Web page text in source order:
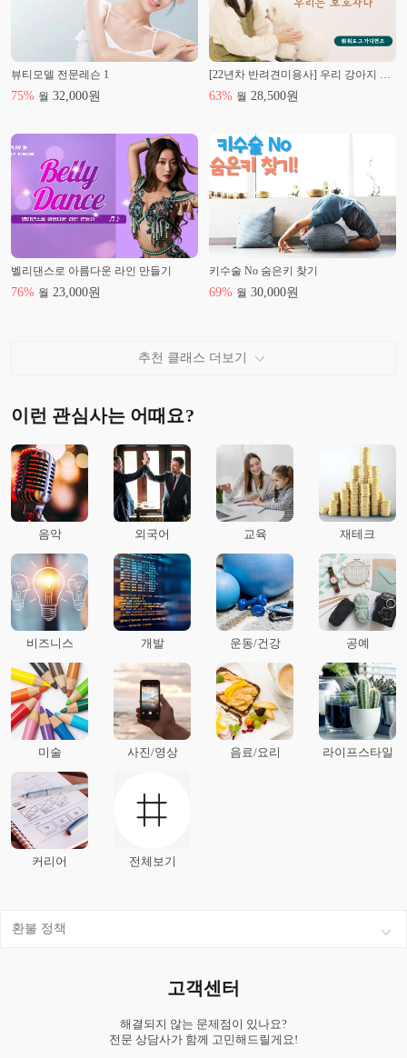
뷰티모델 전문레슨 1
75% 월 32,000원 63% 월 28,500원
벨리댄스로 아름다운 라인 만들기
76% 월 23,000원
키수술 No 숨은키 찾기
69% 월 30,000원
추천 클래스 더보기
이런 관심사는 어때요?
음악 외국어 교육 재테크
비즈니스 개발 운동/건강 공예
미술 사진/영상 음료/요리 라이프스타일
커리어 전체보기
환불 정책
고객센터
해결되지 않는 문제점이 있나요?
전문 상담사가 함께 고민해드릴게요!